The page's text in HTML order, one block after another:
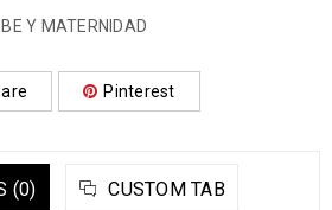
Y MATERNIDAD
Pinterest
(0) CUSTOM TAB